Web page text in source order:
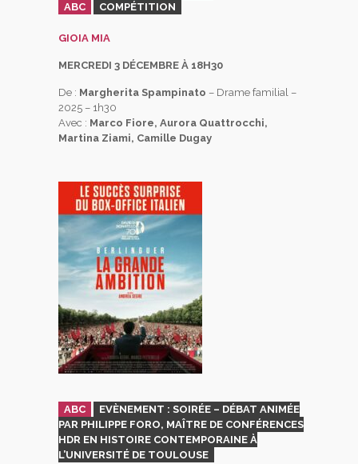
ABC COMPÉTITION
GIOIA MIA
MERCREDI 3 DÉCEMBRE À 18H30
De : Margherita Spampinato – Drame familial –
2025 – 1h30
Avec : Marco Fiore, Aurora Quattrocchi,
Martina Ziami, Camille Dugay
ABC
EVÈNEMENT : SOIRÉE – DÉBAT ANIMÉE
PAR PHILIPPE FORO, MAÎTRE DE CONFÉRENCES
HDR EN HISTOIRE CONTEMPORAINE À
L’UNIVERSITÉ DE TOULOUSE